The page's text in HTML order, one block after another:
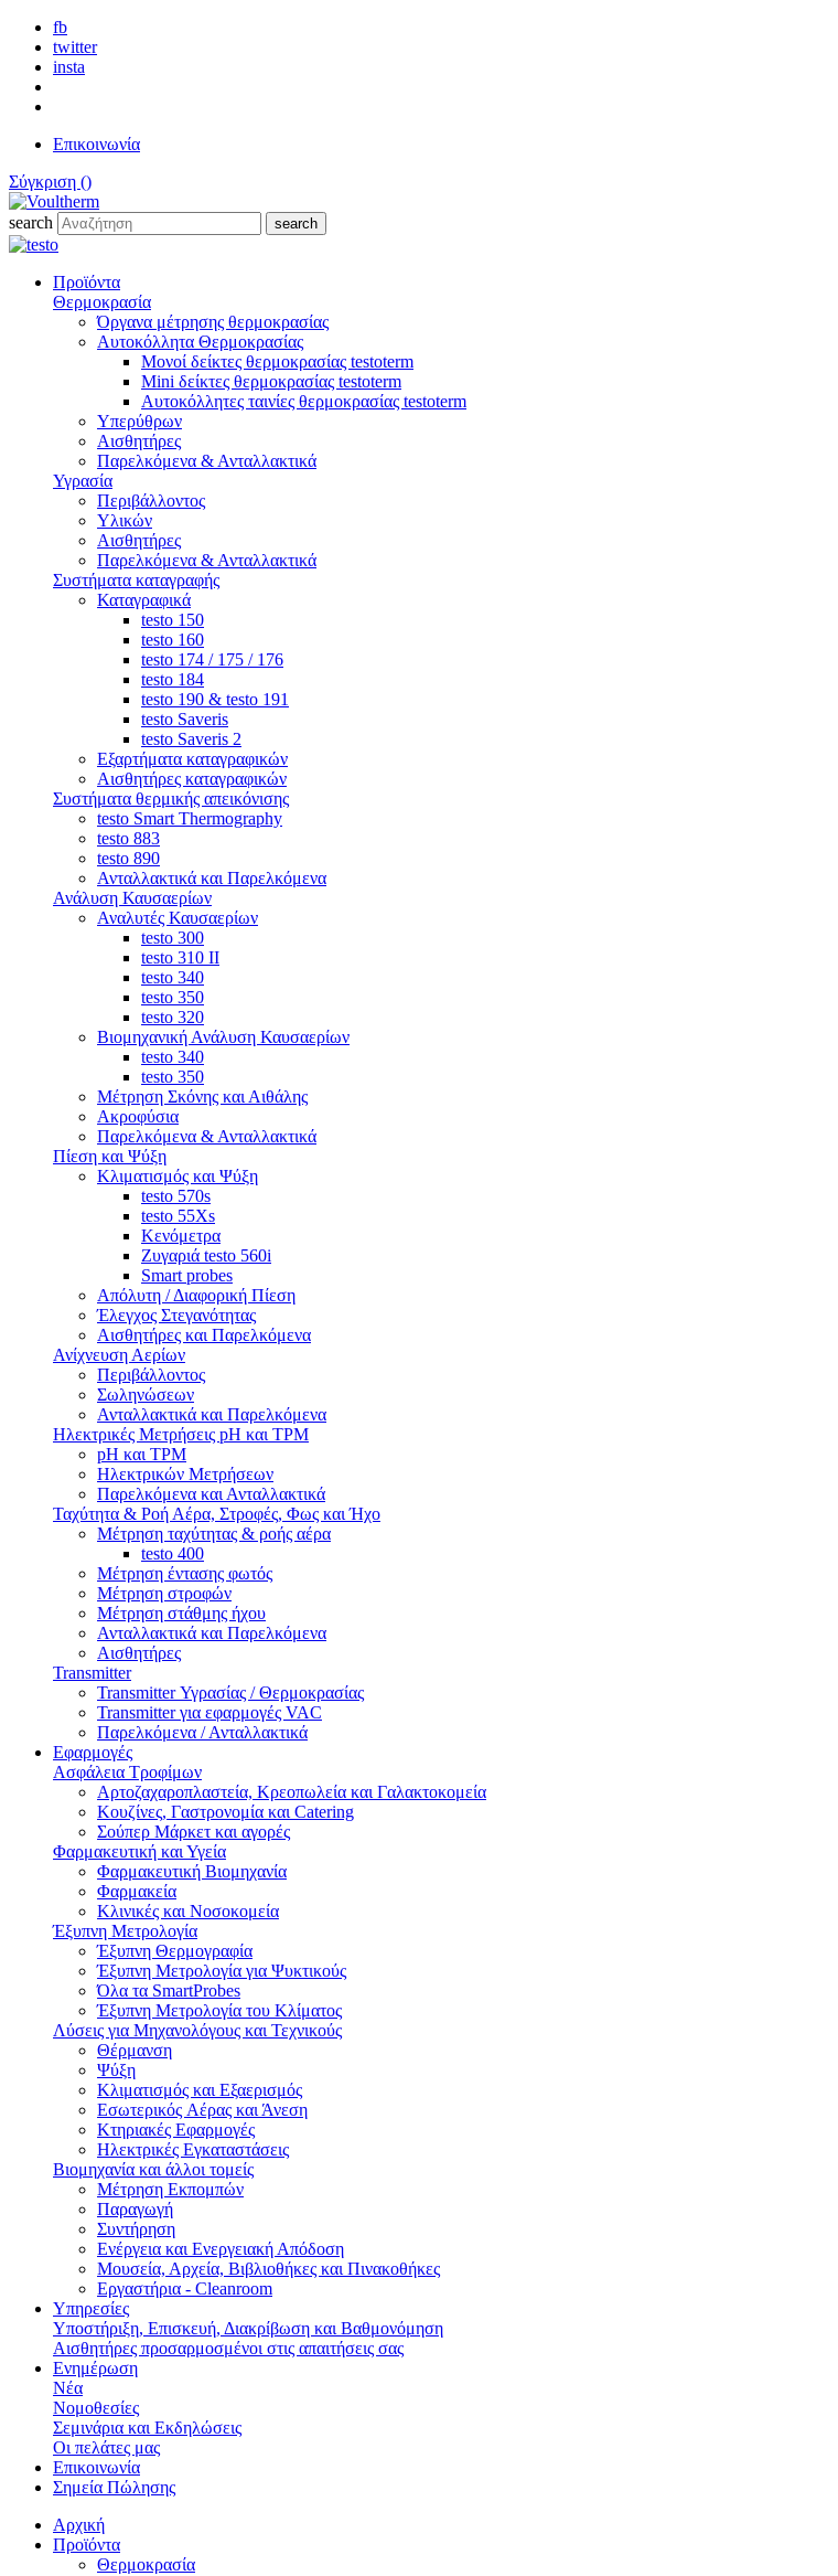
fb
twitter
insta
Επικοινωνία
Σύγκριση ()
search search
Προϊόντα
Θερμοκρασία
Όργανα μέτρησης θερμοκρασίας
Αυτοκόλλητα Θερμοκρασίας
Μονοί δείκτες θερμοκρασίας testoterm
Mini δείκτες θερμοκρασίας testoterm
Αυτοκόλλητες ταινίες θερμοκρασίας testoterm
Υπερύθρων
Αισθητήρες
Παρελκόμενα & Ανταλλακτικά
Υγρασία
Περιβάλλοντος
Υλικών
Αισθητήρες
Παρελκόμενα & Ανταλλακτικά
Συστήματα καταγραφής
Καταγραφικά
testo 150
testo 160
testo 174 / 175 / 176
testo 184
testo 190 & testo 191
testo Saveris
testo Saveris 2
Εξαρτήματα καταγραφικών
Αισθητήρες καταγραφικών
Συστήματα θερμικής απεικόνισης
testo Smart Thermography
testo 883
testo 890
Ανταλλακτικά και Παρελκόμενα
Ανάλυση Καυσαερίων
Αναλυτές Καυσαερίων
testo 300
testo 310 ΙΙ
testo 340
testo 350
testo 320
Βιομηχανική Ανάλυση Καυσαερίων
testo 340
testo 350
Μέτρηση Σκόνης και Αιθάλης
Ακροφύσια
Παρελκόμενα & Ανταλλακτικά
Πίεση και Ψύξη
Κλιματισμός και Ψύξη
testo 570s
testo 55Xs
Κενόμετρα
Ζυγαριά testo 560i
Smart probes
Απόλυτη / Διαφορική Πίεση
Έλεγχος Στεγανότητας
Αισθητήρες και Παρελκόμενα
Ανίχνευση Αερίων
Περιβάλλοντος
Σωληνώσεων
Ανταλλακτικά και Παρελκόμενα
Ηλεκτρικές Μετρήσεις pH και TPM
pH και TPM
Ηλεκτρικών Μετρήσεων
Παρελκόμενα και Ανταλλακτικά
Ταχύτητα & Ροή Αέρα, Στροφές, Φως και Ήχο
Μέτρηση ταχύτητας & ροής αέρα
testo 400
Μέτρηση έντασης φωτός
Μέτρηση στροφών
Μέτρηση στάθμης ήχου
Ανταλλακτικά και Παρελκόμενα
Αισθητήρες
Transmitter
Transmitter Υγρασίας / Θερμοκρασίας
Transmitter για εφαρμογές VAC
Παρελκόμενα / Ανταλλακτικά
Εφαρμογές
Ασφάλεια Τροφίμων
Αρτοζαχαροπλαστεία, Κρεοπωλεία και Γαλακτοκομεία
Κουζίνες, Γαστρονομία και Catering
Σούπερ Μάρκετ και αγορές
Φαρμακευτική και Υγεία
Φαρμακευτική Βιομηχανία
Φαρμακεία
Κλινικές και Νοσοκομεία
Έξυπνη Μετρολογία
Έξυπνη Θερμογραφία
Έξυπνη Μετρολογία για Ψυκτικούς
Όλα τα SmartProbes
Έξυπνη Μετρολογία του Κλίματος
Λύσεις για Μηχανολόγους και Τεχνικούς
Θέρμανση
Ψύξη
Κλιματισμός και Εξαερισμός
Εσωτερικός Aέρας και Άνεση
Κτηριακές Εφαρμογές
Ηλεκτρικές Εγκαταστάσεις
Βιομηχανία και άλλοι τομείς
Mέτρηση Eκπομπών
Παραγωγή
Συντήρηση
Ενέργεια και Ενεργειακή Απόδοση
Μουσεία, Αρχεία, Βιβλιοθήκες και Πινακοθήκες
Εργαστήρια - Cleanroom
Υπηρεσίες
Υποστήριξη, Επισκευή, Διακρίβωση και Βαθμονόμηση
Αισθητήρες προσαρμοσμένοι στις απαιτήσεις σας
Ενημέρωση
Νέα
Νομοθεσίες
Σεμινάρια και Εκδηλώσεις
Οι πελάτες μας
Επικοινωνία
Σημεία Πώλησης
Αρχική
Προϊόντα
Θερμοκρασία